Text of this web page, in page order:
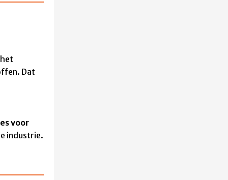
Dat
voor
industrie.